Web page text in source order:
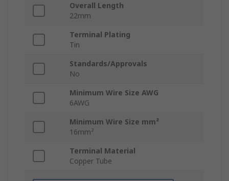
Overall Length
22mm
Terminal Plating
Tin
Standards/Approvals
No
Minimum Wire Size AWG
6AWG
Minimum Wire Size mm²
16mm²
Terminal Material
Copper Tube